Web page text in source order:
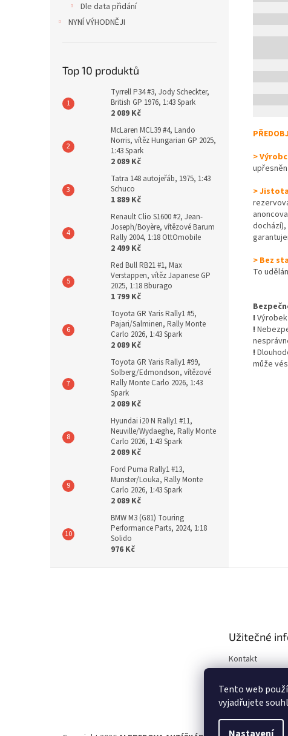
Tento web
vyjadřujete
Dle data přidání
NYNÍ VÝHODNĚJI
Top 10 produktů
Tyrrell P34 #3, Jody Scheckter,
British GP 1976, 1:43 Spark
2 089 Kč
McLaren MCL39 #4, Lando
Norris, vítěz Hungarian GP 2025,
1:43 Spark
2 089 Kč
Tatra 148 autojeřáb, 1975, 1:43
Schuco
1 889 Kč
Renault Clio S1600 #2, Jean-
Joseph/Boyère, vítězové Barum
Rally 2004, 1:18 OttOmobile
2 499 Kč
Red Bull RB21 #1, Max
Verstappen, vítěz Japanese GP
2025, 1:18 Bburago
1 799 Kč
Toyota GR Yaris Rally1 #5,
Pajari/Salminen, Rally Monte
Carlo 2026, 1:43 Spark
2 089 Kč
Toyota GR Yaris Rally1 #99,
Solberg/Edmondson, vítězové
Rally Monte Carlo 2026, 1:43
Spark
2 089 Kč
Hyundai i20 N Rally1 #11,
Neuville/Wydaeghe, Rally Monte
Carlo 2026, 1:43 Spark
2 089 Kč
Ford Puma Rally1 #13,
Munster/Louka, Rally Monte
Carlo 2026, 1:43 Spark
2 089 Kč
BMW M3 (G81) Touring
Performance Parts, 2024, 1:18
Solido
976 Kč
>
>
> Bez
To
!
!
!
může
Užitečné
Kontakt
Ochrana